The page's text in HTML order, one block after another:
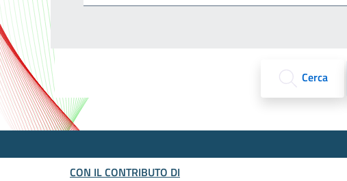
Cerca
CON IL CONTRIBUTO DI